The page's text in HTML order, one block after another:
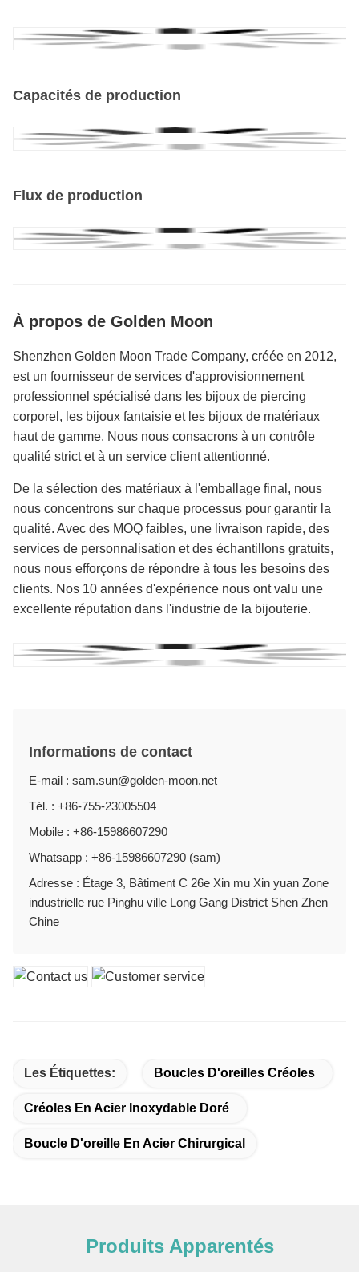
Capacités de production
Flux de production
À propos de Golden Moon
Shenzhen Golden Moon Trade Company, créée en 2012,
est un fournisseur de services d'approvisionnement
professionnel spécialisé dans les bijoux de piercing
corporel, les bijoux fantaisie et les bijoux de matériaux
haut de gamme. Nous nous consacrons à un contrôle
qualité strict et à un service client attentionné.
De la sélection des matériaux à l'emballage final, nous
nous concentrons sur chaque processus pour garantir la
qualité. Avec des MOQ faibles, une livraison rapide, des
services de personnalisation et des échantillons gratuits,
nous nous efforçons de répondre à tous les besoins des
clients. Nos 10 années d'expérience nous ont valu une
excellente réputation dans l'industrie de la bijouterie.
Informations de contact
E-mail : sam.sun@golden-moon.net
Tél. : +86-755-23005504
Mobile : +86-15986607290
Whatsapp : +86-15986607290 (sam)
Adresse : Étage 3, Bâtiment C 26e Xin mu Xin yuan Zone
industrielle rue Pinghu ville Long Gang District Shen Zhen
Chine
Les Étiquettes: Boucles D'oreilles Créoles
Créoles En Acier Inoxydable Doré
Boucle D'oreille En Acier Chirurgical
Produits Apparentés